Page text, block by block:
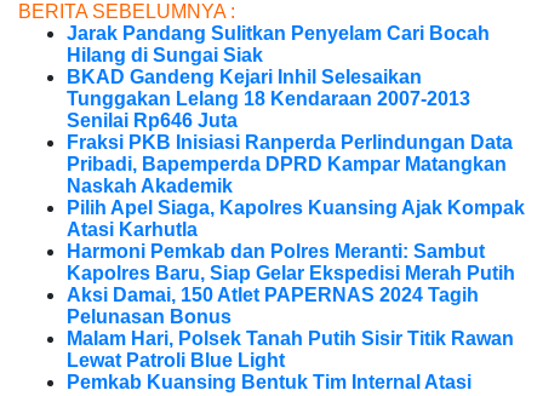
BERITA SEBELUMNYA :
Jarak Pandang Sulitkan Penyelam Cari Bocah
Hilang di Sungai Siak
BKAD Gandeng Kejari Inhil Selesaikan
Tunggakan Lelang 18 Kendaraan 2007-2013
Senilai Rp646 Juta
Fraksi PKB Inisiasi Ranperda Perlindungan Data
Pribadi, Bapemperda DPRD Kampar Matangkan
Naskah Akademik
Pilih Apel Siaga, Kapolres Kuansing Ajak Kompak
Atasi Karhutla
Harmoni Pemkab dan Polres Meranti: Sambut
Kapolres Baru, Siap Gelar Ekspedisi Merah Putih
Aksi Damai, 150 Atlet PAPERNAS 2024 Tagih
Pelunasan Bonus
Malam Hari, Polsek Tanah Putih Sisir Titik Rawan
Lewat Patroli Blue Light
Pemkab Kuansing Bentuk Tim Internal Atasi